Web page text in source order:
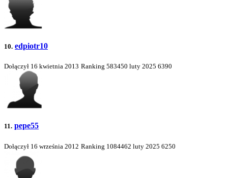
10. edpiotr10
Dołączył 16 kwietnia 2013 Ranking 583450 luty 2025 6390
11. pepe55
Dołączył 16 września 2012 Ranking 1084462 luty 2025 6250